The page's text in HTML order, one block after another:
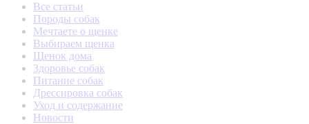
Все статьи
Породы собак
Мечтаете о щенке
Выбираем щенка
Щенок дома
Здоровье собак
Питание собак
Дрессировка собак
Уход и содержание
Новости